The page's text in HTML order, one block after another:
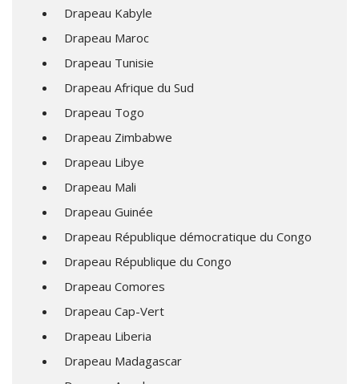
Drapeau Kabyle
Drapeau Maroc
Drapeau Tunisie
Drapeau Afrique du Sud
Drapeau Togo
Drapeau Zimbabwe
Drapeau Libye
Drapeau Mali
Drapeau Guinée
Drapeau République démocratique du Congo
Drapeau République du Congo
Drapeau Comores
Drapeau Cap-Vert
Drapeau Liberia
Drapeau Madagascar